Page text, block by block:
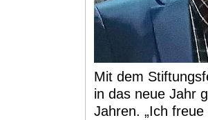
Mit dem
in das neue Jahr
Jahren. „Ich